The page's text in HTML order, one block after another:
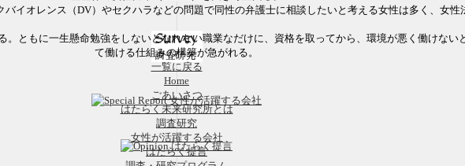
イオレンス（DV）やセクハラなどの問題で同性の弁護士に相談したいと考える女性は多く、女性
ともに一生懸命勉強をしないとなれない職業なだけに、資格を取ってから、環境が悪く働けな
て働ける仕組みの構築が急がれる。
一覧に戻る
Home
ごあいさつ
はたらく未来研究所とは
調査研究
女性が活躍する会社
はたらく提言